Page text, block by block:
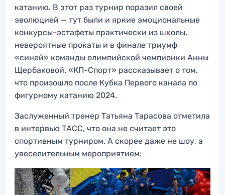
катанию. В этот раз турнир поразил своей
эволюцией — тут были и яркие эмоциональные
конкурсы-эстафеты практически из школы,
невероятные прокаты и в финале триумф
«синей» команды олимпийской чемпионки Анны
Щербаковой. «КП-Спорт» рассказывает о том,
что произошло после Кубка Первого канала по
фигурному катанию 2024.
Заслуженный тренер Татьяна Тарасова отметила
в интервью ТАСС, что она не считает это
спортивным турниром. А скорее даже не шоу, а
увеселительным мероприятием: